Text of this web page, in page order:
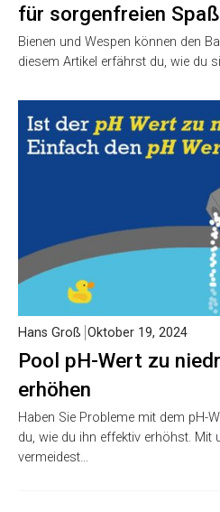
für sorgenfreien Spaß
Bienen und Wespen können den
diesem Artikel erfährst du, wie du
Pool pH-Wert zu
erhöhen
Hans Groß Oktober 19, 2024
Haben Sie Probleme mit dem pH-
du, wie du ihn effektiv erhöhst. Mit
vermeidest…